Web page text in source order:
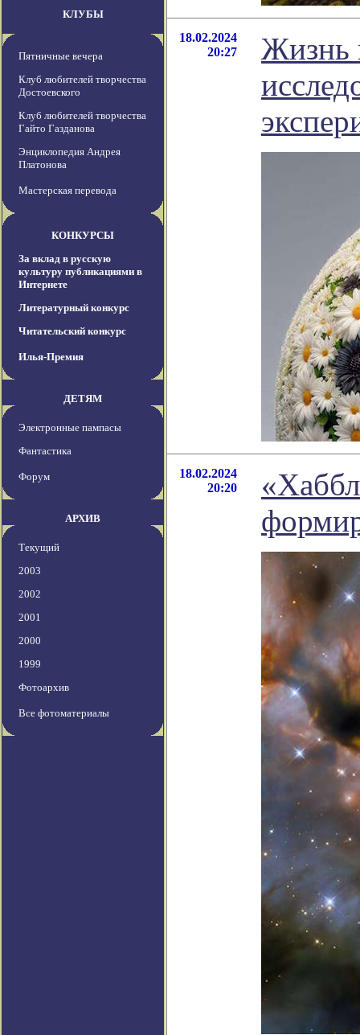
КЛУБЫ
Пятничные вечера
Клуб любителей творчества
Достоевского
Клуб любителей творчества
Гайто Газданова
Энциклопедия Андрея
Платонова
Мастерская перевода
КОНКУРСЫ
За вклад в русскую
культуру публикациями в
Интернете
Литературный конкурс
Читательский конкурс
Илья-Премия
ДЕТЯМ
Электронные пампасы
Фантастика
Форум
АРХИВ
Текущий
2003
2002
2001
2000
1999
Фотоархив
Все фотоматериалы
18.02.2024
20:27
Жизнь
18.02.2024
20:20